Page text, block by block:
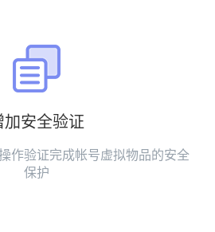
加安全验证
作验证完成帐号虚拟物品的安全
保护